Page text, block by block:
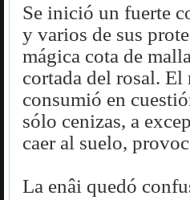
Se inició un fuerte
y varios de sus
mágica cota de
cortada del rosal. El
consumió en
sólo cenizas, a
caer al suelo,
La enâi quedó